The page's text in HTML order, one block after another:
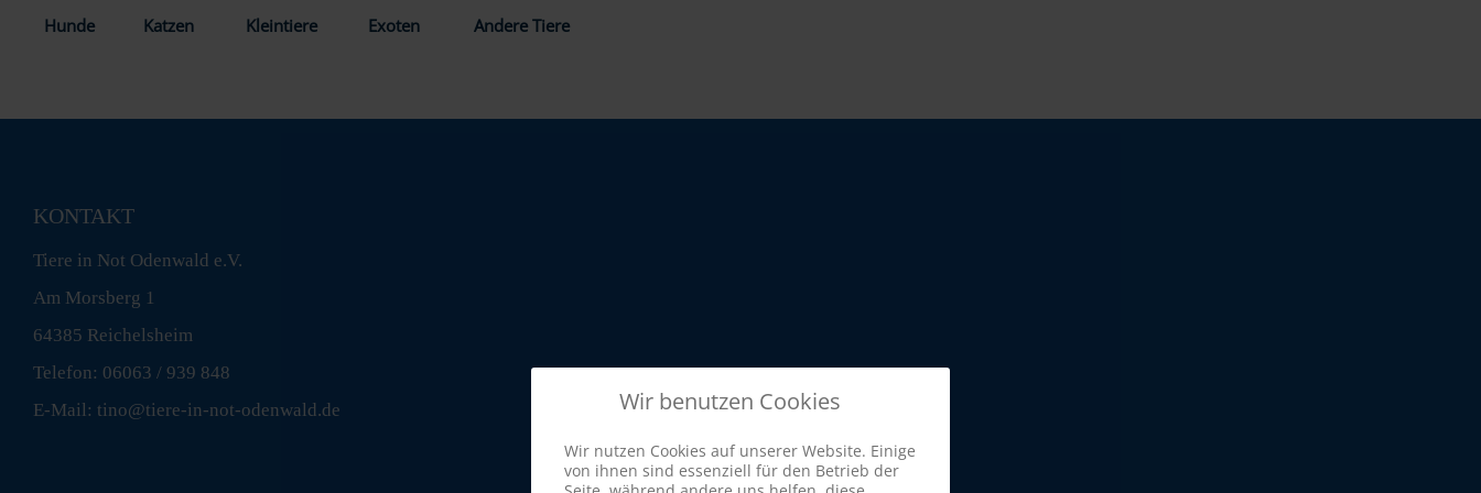
Hunde Katzen Kleintiere Exoten Andere Tiere
KONTAKT
Tiere in Not Odenwald e.V.
Am Morsberg 1
64385 Reichelsheim
Telefon: 06063 / 939 848
E-Mail: tino@tiere-in-not-odenwald.de
Wir benutzen Cookies
Wir nutzen Cookies auf unserer Website. Einige
von ihnen sind essenziell für den Betrieb der